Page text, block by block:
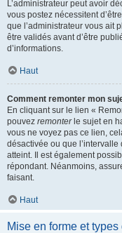
L’administrateur peut avoir
vous postez nécessitent
que l’administrateur vous ait
être validés avant d’être
d’informations.
Haut
Comment remonter mon
En cliquant sur le lien «
pouvez remonterle sujet en
vous ne voyez pas ce lien,
désactivée ou que
atteint. Il est également
répondant. Néanmoins,
faisant.
Haut
Mise en forme et